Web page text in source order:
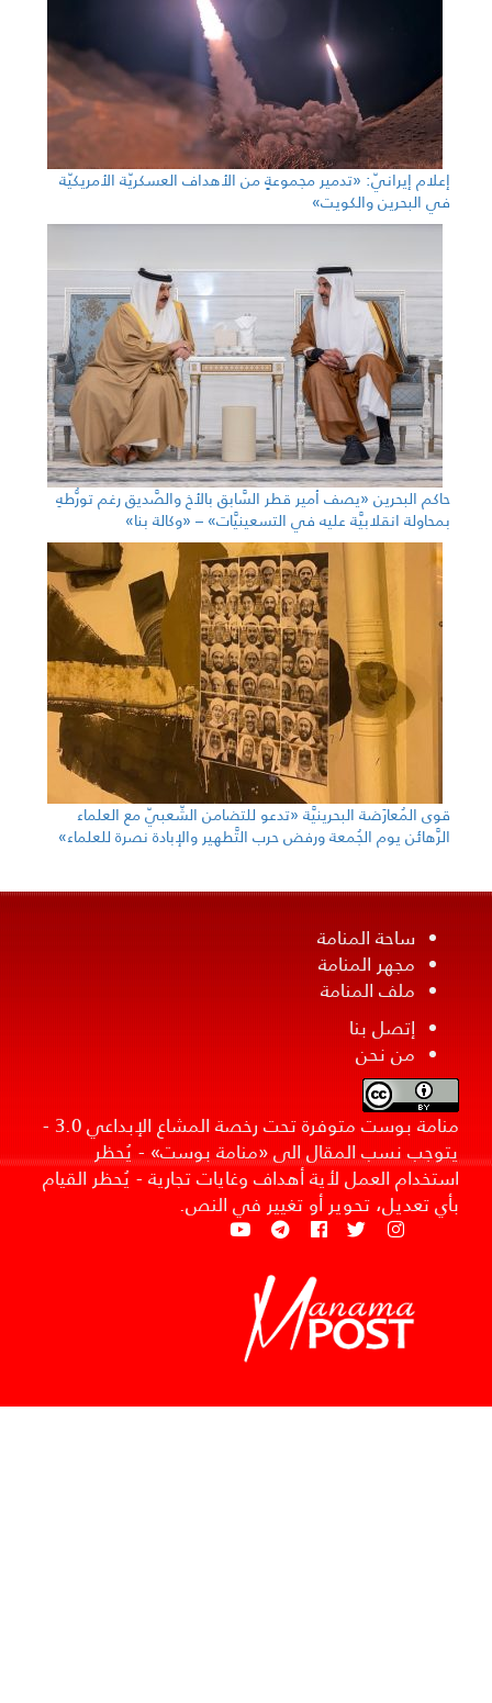
إعلام إيرانيّ: «تدمير مجموعةٍ من الأهداف العسكريّة الأمريكيّة
في البحرين والكويت»
حاكم البحرين «يصف أمير قطر السَّابق بالأخ والصَّديق رغم تورُّطهِ
بمحاولة انقلابيَّة عليه في التسعينيَّات» – «وكالة بنا»
قوى المُعارَضة البحرينيَّة «تدعو للتضامن الشّعبيّ مع العلماء
الرَّهائن يوم الجُمعة ورفض حرب التَّطهير والإبادة نصرة للعلماء»
ساحة المنامة
مجهر المنامة
ملف المنامة
إتصل بنا
من نحن
منامة بوست متوفرة تحت رخصة المشاع الإبداعي 3.0 -
يتوجب نسب المقال الى «منامة بوست» - يُحظر
استخدام العمل لأية أهداف وغايات تجارية - يُحظر القيام
بأي تعديل، تحوير أو تغيير في النص.